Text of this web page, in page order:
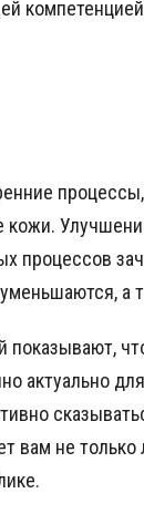
процессов
а
актуально
вам не